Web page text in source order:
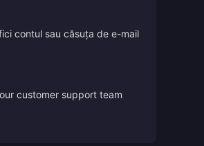
contul sau căsuța de e-mail
customer support team